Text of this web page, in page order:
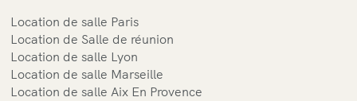
Location de salle Paris
Location de Salle de réunion
Location de salle Lyon
Location de salle Marseille
Location de salle Aix En Provence